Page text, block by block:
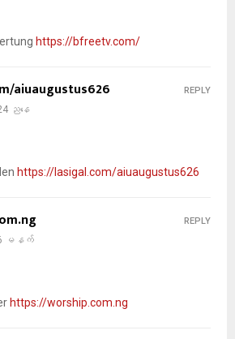
https://bfreetv.com/
aiuaugustus626
ညနေ
https://lasigal.com/aiuaugustus626
REPLY
မနက်
https://worship.com.ng
REPLY